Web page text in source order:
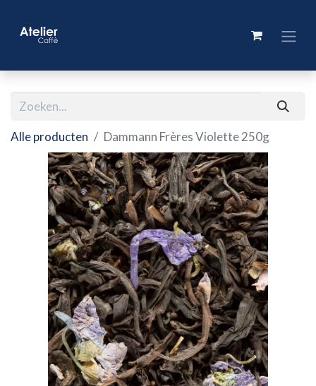
Alle producten Dammann Frères Violette 250g